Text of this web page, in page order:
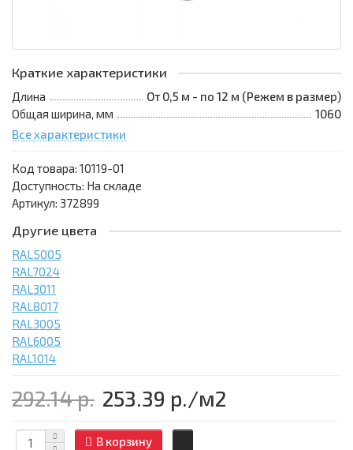
Краткие характеристики
Длина
От 0,5 м - по 12 м (Режем в размер)
Общая ширина, мм
1060
Все характеристики
Код товара: 10119-01
Доступность: На складе
Артикул: 372899
Другие цвета
RAL5005
RAL7024
RAL3011
RAL8017
RAL3005
RAL6005
RAL1014
292.14 р. 253.39 р./м2
В корзину